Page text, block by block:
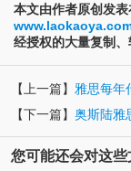
本文由作者原创发
经授权的大量复制、
【上一篇】 雅思每年
【下一篇】 奥斯陆雅
您可能还会对这些